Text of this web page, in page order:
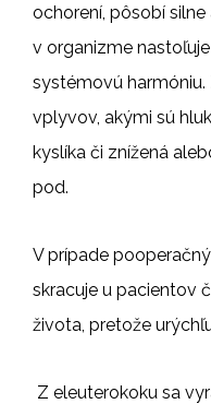
ochorení, pôsobí
v organizme
systémovú harmóniu.
vplyvov, akými sú
kyslíka či znížená
pod.
V prípade
skracuje u pacientov
života, pretože
Z eleuterokoku sa